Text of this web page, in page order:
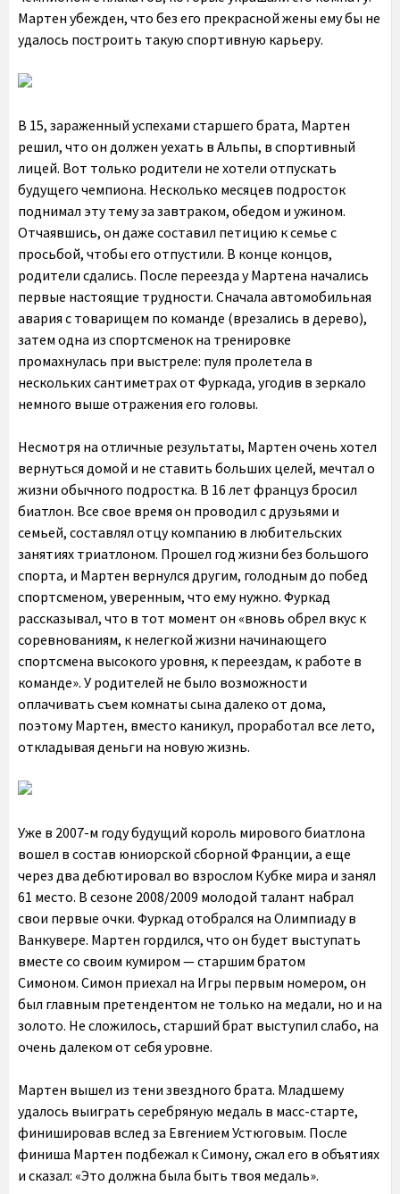
Мартен убежден, что без его прекрасной жены ему бы не
удалось построить такую спортивную карьеру.
В 15, зараженный успехами старшего брата, Мартен
решил, что он должен уехать в Альпы, в спортивный
лицей. Вот только родители не хотели отпускать
будущего чемпиона. Несколько месяцев подросток
поднимал эту тему за завтраком, обедом и ужином.
Отчаявшись, он даже составил петицию к семье с
просьбой, чтобы его отпустили. В конце концов,
родители сдались. После переезда у Мартена начались
первые настоящие трудности. Сначала автомобильная
авария с товарищем по команде (врезались в дерево),
затем одна из спортсменок на тренировке
промахнулась при выстреле: пуля пролетела в
нескольких сантиметрах от Фуркада, угодив в зеркало
немного выше отражения его головы.
Несмотря на отличные результаты, Мартен очень хотел
вернуться домой и не ставить больших целей, мечтал о
жизни обычного подростка. В 16 лет француз бросил
биатлон. Все свое время он проводил с друзьями и
семьей, составлял отцу компанию в любительских
занятиях триатлоном. Прошел год жизни без большого
спорта, и Мартен вернулся другим, голодным до побед
спортсменом, уверенным, что ему нужно. Фуркад
рассказывал, что в тот момент он «вновь обрел вкус к
соревнованиям, к нелегкой жизни начинающего
спортсмена высокого уровня, к переездам, к работе в
команде». У родителей не было возможности
оплачивать съем комнаты сына далеко от дома,
поэтому Мартен, вместо каникул, проработал все лето,
откладывая деньги на новую жизнь.
Уже в 2007-м году будущий король мирового биатлона
вошел в состав юниорской сборной Франции, а еще
через два дебютировал во взрослом Кубке мира и занял
61 место. В сезоне 2008/2009 молодой талант набрал
свои первые очки. Фуркад отобрался на Олимпиаду в
Ванкувере. Мартен гордился, что он будет выступать
вместе со своим кумиром — старшим братом
Симоном. Симон приехал на Игры первым номером, он
был главным претендентом не только на медали, но и на
золото. Не сложилось, старший брат выступил слабо, на
очень далеком от себя уровне.
Мартен вышел из тени звездного брата. Младшему
удалось выиграть серебряную медаль в масс-старте,
финишировав вслед за Евгением Устюговым. После
финиша Мартен подбежал к Симону, сжал его в объятиях
и сказал: «Это должна была быть твоя медаль».